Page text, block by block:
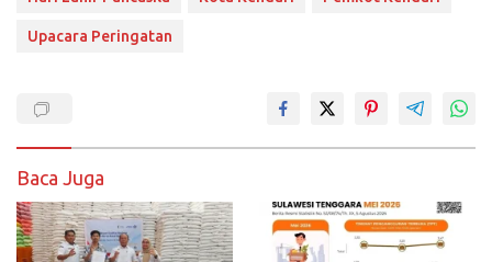
Upacara Peringatan
Baca Juga